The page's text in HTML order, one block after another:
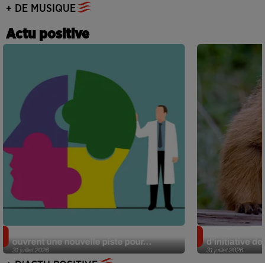
+ DE MUSIQUE
Actu positive
31 juillet 2026
ouvrent une nouvelle piste pour...
31 juillet 2026
d’initiative